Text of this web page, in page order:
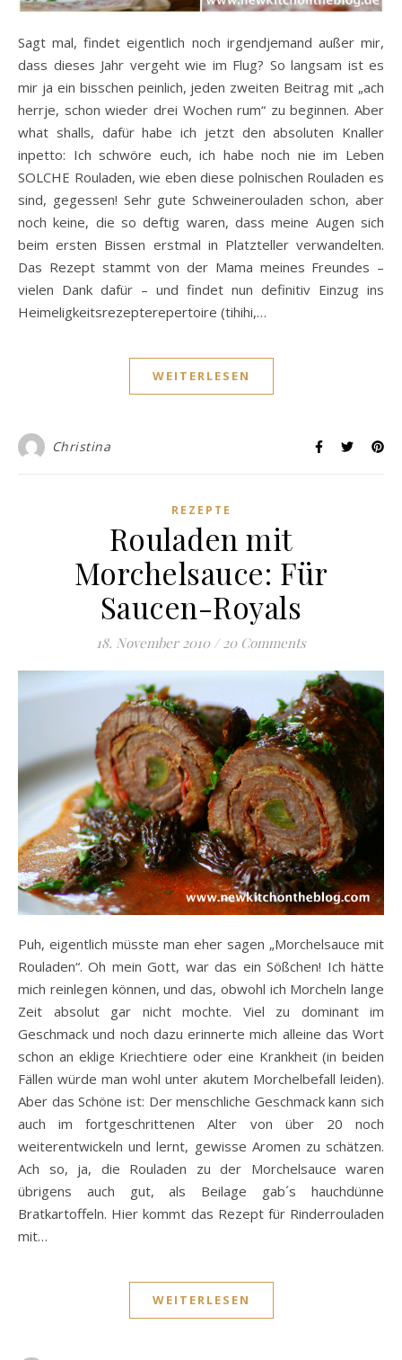
Sagt mal, findet eigentlich noch irgendjemand außer mir,
dass dieses Jahr vergeht wie im Flug? So langsam ist es
mir ja ein bisschen peinlich, jeden zweiten Beitrag mit „ach
herrje, schon wieder drei Wochen rum“ zu beginnen. Aber
what shalls, dafür habe ich jetzt den absoluten Knaller
inpetto: Ich schwöre euch, ich habe noch nie im Leben
SOLCHE Rouladen, wie eben diese polnischen Rouladen es
sind, gegessen! Sehr gute Schweinerouladen schon, aber
noch keine, die so deftig waren, dass meine Augen sich
beim ersten Bissen erstmal in Platzteller verwandelten.
Das Rezept stammt von der Mama meines Freundes –
vielen Dank dafür – und findet nun definitiv Einzug ins
Heimeligkeitsrezepterepertoire (tihihi,…
WEITERLESEN
Christina
REZEPTE
Rouladen mit
Morchelsauce: Für
Saucen-Royals
18. November 2010 / 20 Comments
Puh, eigentlich müsste man eher sagen „Morchelsauce mit
Rouladen“. Oh mein Gott, war das ein Sößchen! Ich hätte
mich reinlegen können, und das, obwohl ich Morcheln lange
Zeit absolut gar nicht mochte. Viel zu dominant im
Geschmack und noch dazu erinnerte mich alleine das Wort
schon an eklige Kriechtiere oder eine Krankheit (in beiden
Fällen würde man wohl unter akutem Morchelbefall leiden).
Aber das Schöne ist: Der menschliche Geschmack kann sich
auch im fortgeschrittenen Alter von über 20 noch
weiterentwickeln und lernt, gewisse Aromen zu schätzen.
Ach so, ja, die Rouladen zu der Morchelsauce waren
übrigens auch gut, als Beilage gab´s hauchdünne
Bratkartoffeln. Hier kommt das Rezept für Rinderrouladen
mit…
WEITERLESEN